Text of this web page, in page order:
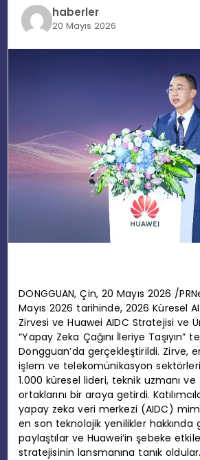
EĞITIM
YAŞAM
haberler
20 Mayıs 2026
DONGGUAN, Çin, 20 Mayıs 2026 /
Mayıs 2026 tarihinde, 2026 Küresel
Zirvesi ve Huawei AIDC Stratejisi ve
“Yapay Zeka Çağını İleriye Taşıyın”
Dongguan’da gerçekleştirildi. Zirve,
işlem ve telekomünikasyon
1.000 küresel lideri, teknik uzmanı
ortaklarını bir araya getirdi.
yapay zeka veri merkezi (AIDC)
en son teknolojik yenilikler hakkında
paylaştılar ve Huawei’in şebeke
stratejisinin lansmanına tanık oldular.